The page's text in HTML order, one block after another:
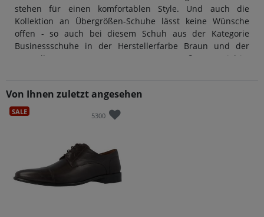
stehen für einen komfortablen Style. Und auch die
Kollektion an Übergrößen-Schuhe lässt keine Wünsche
offen - so auch bei diesem Schuh aus der Kategorie
Businessschuhe in der Herstellerfarbe Braun und der
Hersteller-Nummer 113033-12-187. Das Außenmaterial ist
stets durch Design und Qualität: Das macht diese Marke
so unverkennbar.
Große Herrenschuhe von Manz haben eine sehr gute
Passform - und das gilt auch für Businessschuhe in
Übergrößen von Manz. Neben der Schuhgröße ist aber vor
Von Ihnen zuletzt angesehen
SALE 5300